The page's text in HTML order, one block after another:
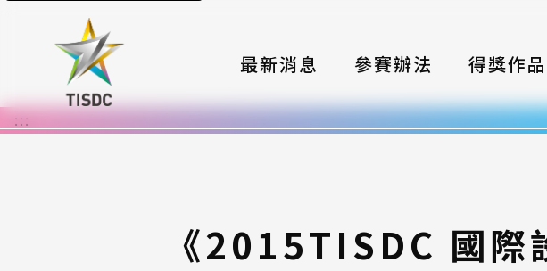
最新消息 參賽辦法
大賽組織
報名格式
得獎作品
:::
《2015TISDC 國